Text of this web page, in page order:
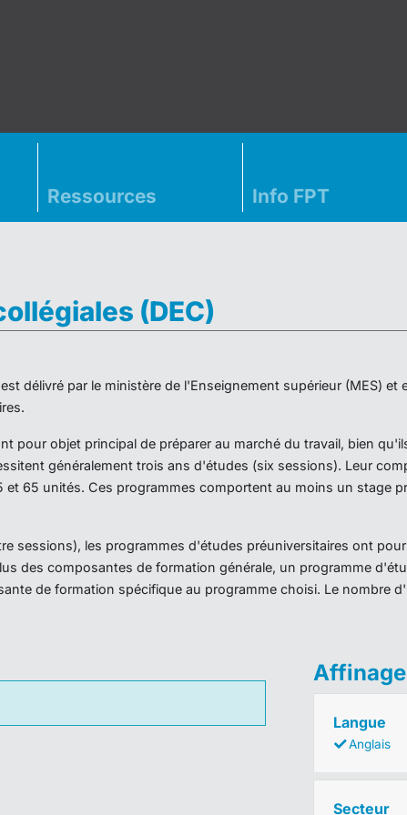
Ressources Info FPT
(DEC)
délivré par le ministère de l'Enseignement supérieur (MES) et
pour objet principal de préparer au marché du travail, bien
généralement trois ans d'études (six sessions). Leur
65 unités. Ces programmes comportent au moins un stage
sessions), les programmes d'études préuniversitaires ont
des composantes de formation générale, un programme
de formation spécifique au programme choisi. Le nombre
Affinage
Langue
Anglais
Secteur